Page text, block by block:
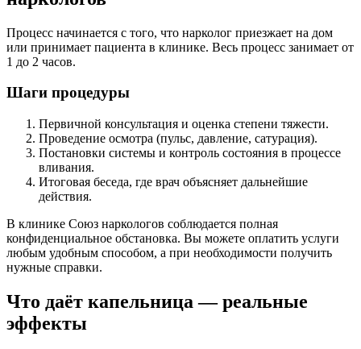
Процесс начинается с того, что нарколог приезжает на дом
или принимает пациента в клинике. Весь процесс занимает от
1 до 2 часов.
Шаги процедуры
Первичной консультация и оценка степени тяжести.
Проведение осмотра (пульс, давление, сатурация).
Постановки системы и контроль состояния в процессе
вливания.
Итоговая беседа, где врач объясняет дальнейшие
действия.
В клинике Союз наркологов соблюдается полная
конфиденциальное обстановка. Вы можете оплатить услуги
любым удобным способом, а при необходимости получить
нужные справки.
Что даёт капельница — реальные
эффекты